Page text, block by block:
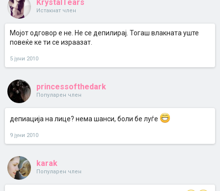
KrystalTears
Истакнат член
Мојот одговор е не. Не се депилирај. Тогаш влакната уште
повеќе ке ти се израазат.
5 јуни 2010
princessofthedark
Популарен член
депиација на лице? нема шанси, боли бе луѓе
9 јуни 2010
karak
Популарен член